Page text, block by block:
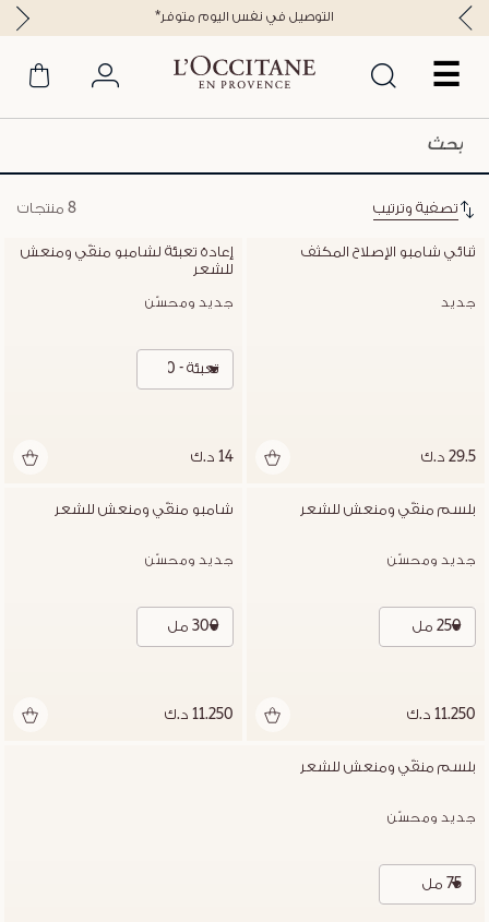
☰
*التوصيل في نفس اليوم متوفر
تصفية وترتيب 8 منتجات
ثنائي شامبو الإصلاح المكثف
جديد
29.5 د.ك
للشعر
جديد ومحسّن
تعبئة - 500 مل
14 د.ك
بلسم منقّي ومنعش للشعر
جديد ومحسّن
250 مل
11.250 د.ك
شامبو منقّي ومنعش للشعر
جديد ومحسّن
300 مل
11.250 د.ك
بلسم منقّي ومنعش للشعر
جديد ومحسّن
75 مل